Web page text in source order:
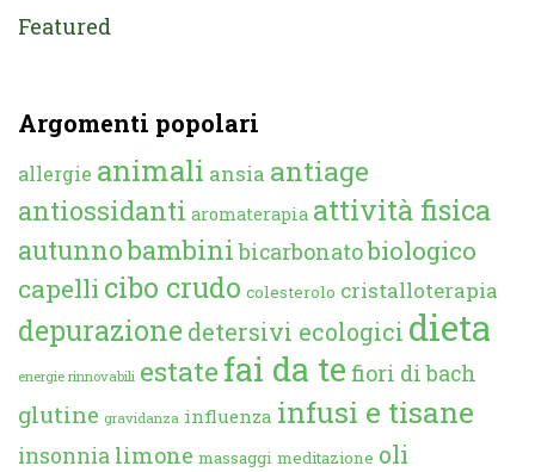
Featured
Argomenti popolari
allergie animali ansia antiage
antiossidanti aromaterapia attività fisica
autunnobambini bicarbonatobiologico
capelli cibo crudo colesterolo cristalloterapia
depurazione detersivi ecologici dieta
energie rinnovabili estate fai da te fiori di bach
glutine gravidanza influenza infusi e tisane
insonnia limone massaggi meditazione oli